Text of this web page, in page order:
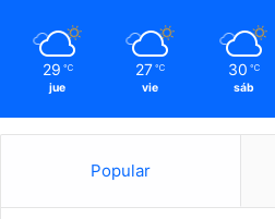
29 ℃
jue
27 ℃
vie
30 ℃
sáb
Popular